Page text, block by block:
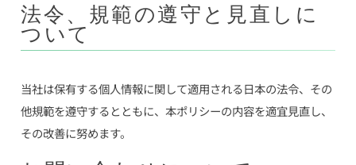
法令、規範の遵守と見直しに
ついて
当社は保有する個人情報に関して適用される日本の法令、その
他規範を遵守するとともに、本ポリシーの内容を適宜見直し、
その改善に努めます。